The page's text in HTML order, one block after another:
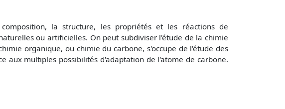
composition, la structure, les propriétés et les réactions de
ou artificielles. On peut subdiviser l'étude de la chimie
organique, ou chimie du carbone, s'occupe de l'étude des
aux multiples possibilités d'adaptation de l'atome de carbone.